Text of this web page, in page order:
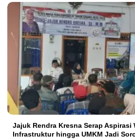
Jajuk Rendra Kresna Serap Aspirasi
Infrastruktur hingga UMKM Jadi